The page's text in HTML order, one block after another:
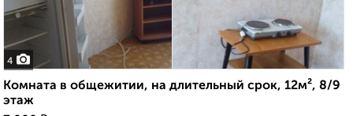
4
Комната в общежитии, на длительный срок, 12м², 8/9
этаж